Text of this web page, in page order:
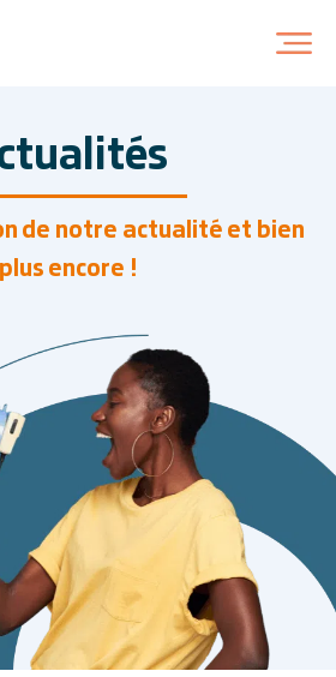
de notre actualitéet bien
plus encore !